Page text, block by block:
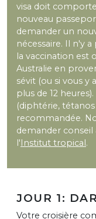
visa doit
nouveau
demander un
nécessaire. Il n'y
la vaccination est
Australie en
sévit (ou si vous y
plus de 12
(diphtérie,
recommandée.
demander
l'Institut tropical.
JOUR 1:
Votre croisière